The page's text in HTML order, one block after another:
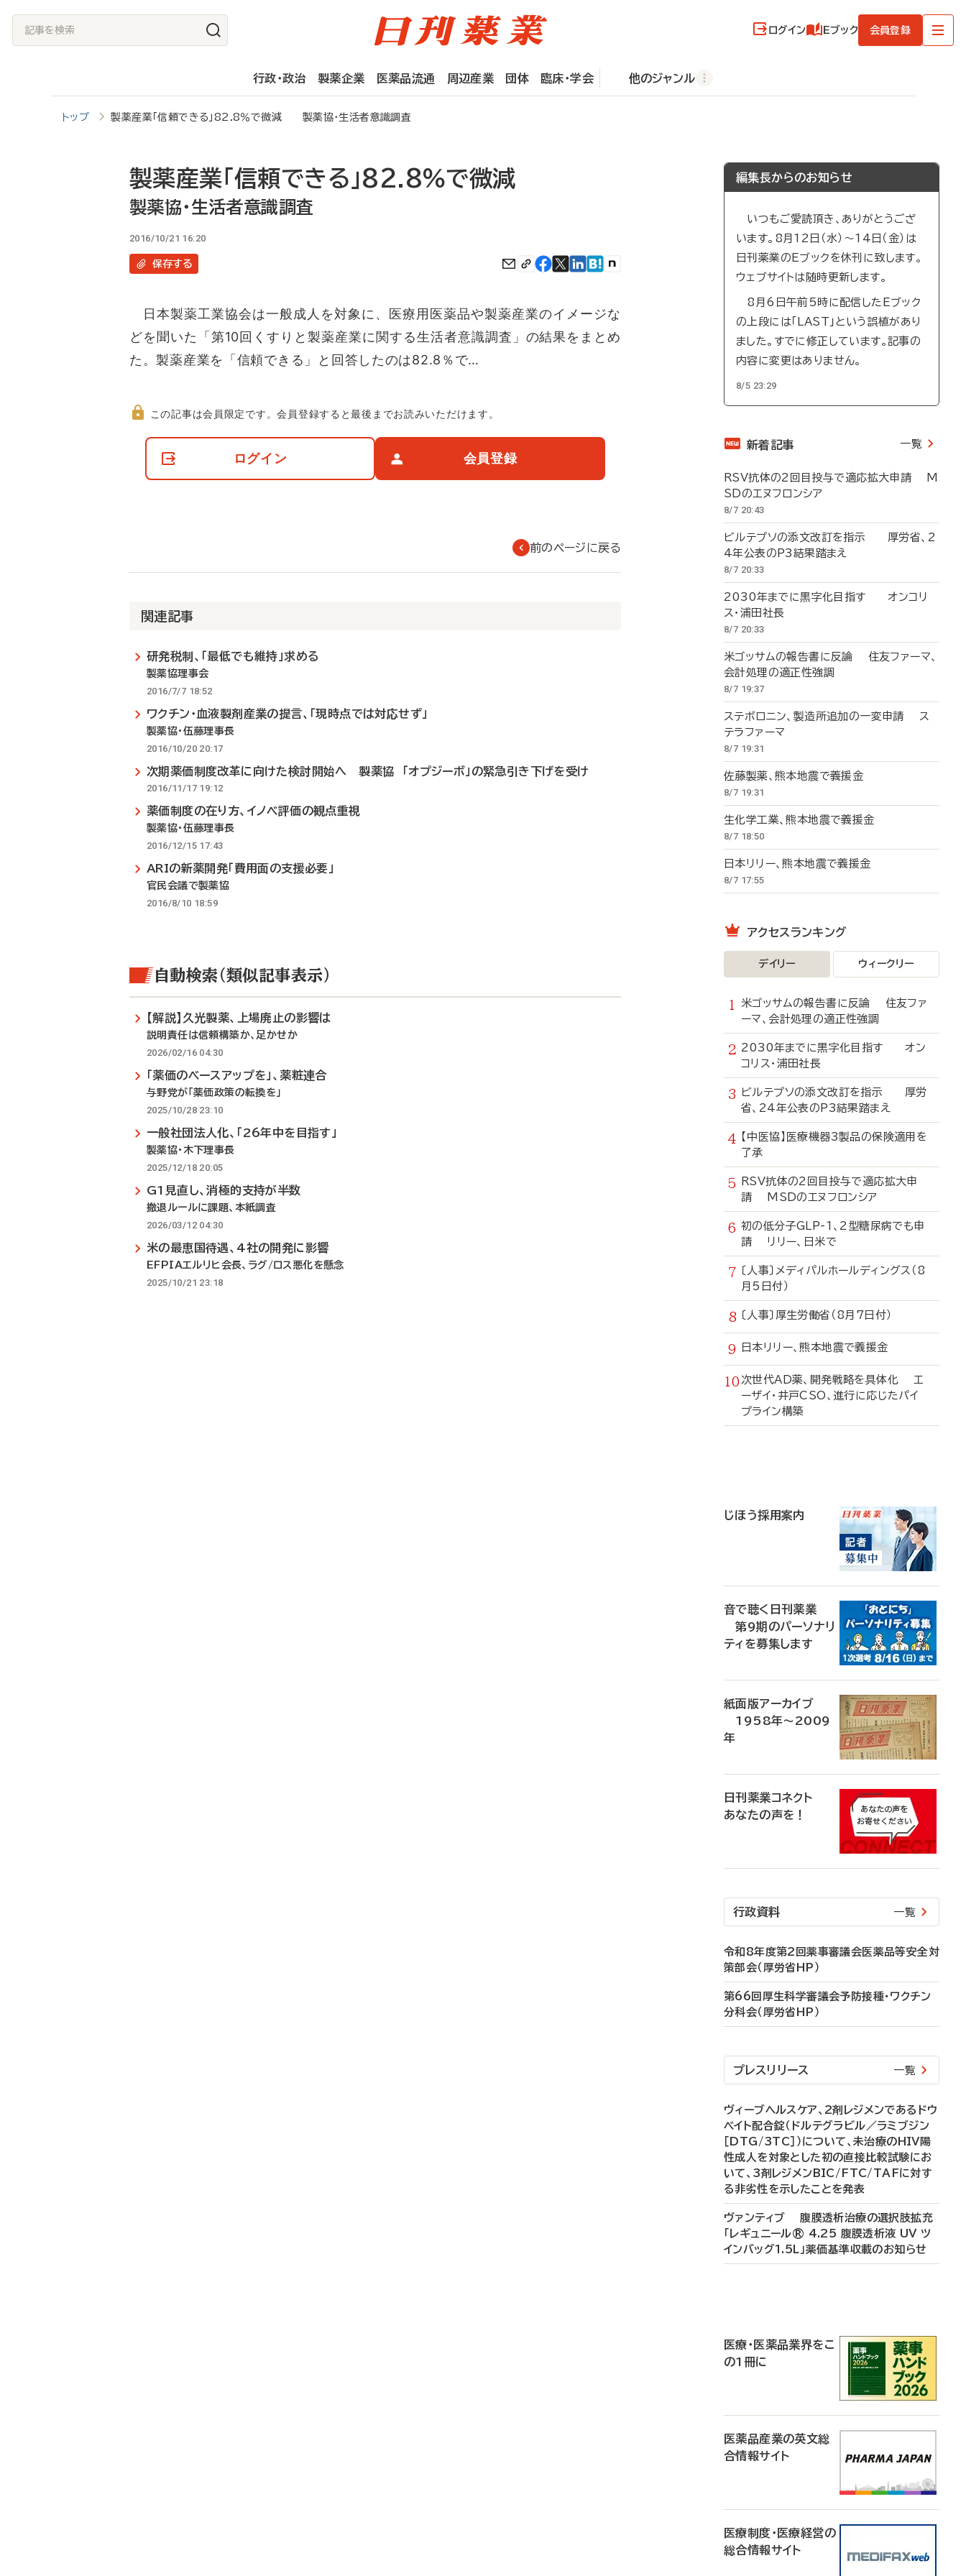
記
事
ログイン Eブック 会員登録
行政・政治 製薬企業 医薬品流通 周辺産業 団体 臨床・学会 他のジャンル
トップ 製薬産業「信頼できる」82.8％で微減 製薬協・生活者意識調査
製薬産業「信頼できる」82.8％で微減
製薬協・生活者意識調査
2016/10/21 16:20
保存する
日本製薬工業協会は一般成人を対象に、医療用医薬品や製薬産業のイメージな
どを聞いた「第10回くすりと製薬産業に関する生活者意識調査」の結果をまとめ
た。製薬産業を「信頼できる」と回答したのは82.8％で…
て
この記事は会員限定です。会員登録すると最後までお読みいただけます。
ログイン 会員登録
前のページに戻る
関連記事
研発税制、「最低でも維持」求める
製薬協理事会
2016/7/7 18:52
ワクチン・血液製剤産業の提言、「現時点では対応せず」
製薬協・伍藤理事長
2016/10/20 20:17
次期薬価制度改革に向けた検討開始へ 製薬協 「オプジーボ」の緊急引き下げを受け
2016/11/17 19:12
薬価制度の在り方、イノベ評価の観点重視
製薬協・伍藤理事長
2016/12/15 17:43
ARIの新薬開発「費用面の支援必要」
官民会議で製薬協
2016/8/10 18:59
自動検索（類似記事表示）
【解説】久光製薬、上場廃止の影響は
説明責任は信頼構築か、足かせか
2026/02/16 04:30
「薬価のベースアップを」、薬粧連合
与野党が「薬価政策の転換を」
2025/10/28 23:10
一般社団法人化、「26年中を目指す」
製薬協・木下理事長
2025/12/18 20:05
G1見直し、消極的支持が半数
撤退ルールに課題、本紙調査
2026/03/12 04:30
米の最恵国待遇、4社の開発に影響
EFPIAエルリヒ会長、ラグ/ロス悪化を懸念
2025/10/21 23:18
編集長からのお知らせ
いつもご愛読頂き、ありがとうござ
います。8月12日（水）～14日（金）は
日刊薬業のEブックを休刊に致します。
ウェブサイトは随時更新します。
8月6日午前5時に配信したEブック
の上段には「LAST」という誤植があり
ました。すでに修正しています。記事の
内容に変更はありません。
8/5 23:29
新着記事 一覧
RSV抗体の2回目投与で適応拡大申請 M
SDのエヌフロンシア
8/7 20:43
ビルテプソの添文改訂を指示 厚労省、2
4年公表のP3結果踏まえ
8/7 20:33
2030年までに黒字化目指す オンコリ
ス・浦田社長
8/7 20:33
米ゴッサムの報告書に反論 住友ファーマ、
会計処理の適正性強調
8/7 19:37
ステボロニン、製造所追加の一変申請 ス
テラファーマ
8/7 19:31
佐藤製薬、熊本地震で義援金
8/7 19:31
生化学工業、熊本地震で義援金
8/7 18:50
日本リリー、熊本地震で義援金
8/7 17:55
アクセスランキング
デイリー ウィークリー
米ゴッサムの報告書に反論 住友ファ
ーマ、会計処理の適正性強調
2030年までに黒字化目指す オン
コリス・浦田社長
ビルテプソの添文改訂を指示 厚労
省、24年公表のP3結果踏まえ
【中医協】医療機器3製品の保険適用を
了承
RSV抗体の2回目投与で適応拡大申
請 MSDのエヌフロンシア
初の低分子GLP-1、2型糖尿病でも申
請 リリー、日米で
〔人事〕メディパルホールディングス（8
月5日付）
〔人事〕厚生労働省（8月7日付）
日本リリー、熊本地震で義援金
次世代AD薬、開発戦略を具体化 エ
ーザイ・井戸CSO、進行に応じたパイ
プライン構築
じほう採用案内
音で聴く日刊薬業
第9期のパーソナリ
ティを募集します
紙面版アーカイブ
1958年～2009
年
日刊薬業コネクト
あなたの声を！
行政資料 一覧
令和8年度第2回薬事審議会医薬品等安全対
策部会（厚労省HP）
第66回厚生科学審議会予防接種・ワクチン
分科会（厚労省HP）
プレスリリース 一覧
ヴィーブヘルスケア、2剤レジメンであるドウ
ベイト配合錠（ドルテグラビル／ラミブジン
［DTG/3TC］）について、未治療のHIV陽
性成人を対象とした初の直接比較試験にお
いて、3剤レジメンBIC/FTC/TAFに対す
る非劣性を示したことを発表
ヴァンティブ 腹膜透析治療の選択肢拡充
「レギュニール® 4.25 腹膜透析液 UV ツ
インバッグ1.5L」薬価基準収載のお知らせ
医療・医薬品業界をこ
の1冊に
医薬品産業の英文総
合情報サイト
医療制度・医療経営の
総合情報サイト